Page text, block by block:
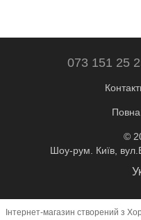
073 151 25
Повна
©
Шоу-рум. Київ,
Інтернет-магазин створений з